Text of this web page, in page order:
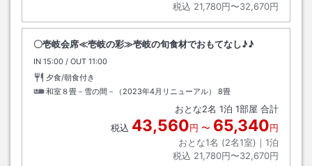
税込 21,780円〜32,670円
〇壱岐会席≪壱岐の彩≫壱岐の旬食材でおもてなし♪♪
IN チェックイン
15:00 / OUT チェックアウト
11:00
夕食/朝食付き
和室８畳－雪の間－（2023年4月リニューアル）
8畳
おとな2名 1泊 1部屋 合計
税込 43,560円 〜 65,340円
おとな1名 (2名1室)｜ 1泊
税込 21,780円〜32,670円